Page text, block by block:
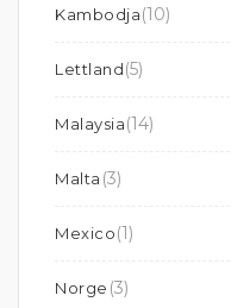
Kambodja(10)
Lettland(5)
Malaysia(14)
Malta (3)
Mexico(1)
Norge (3)